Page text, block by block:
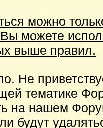
можно
Вы можете
выше правил.
Не
тематике
на нашем
будут